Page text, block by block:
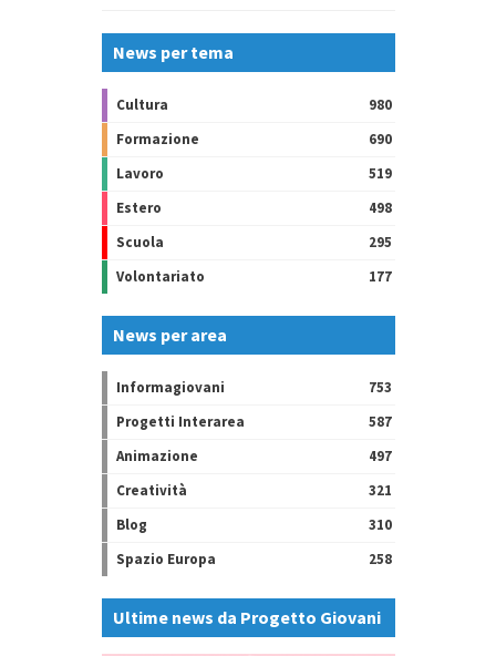
News per tema
Cultura
980
Formazione
690
Lavoro
519
Estero
498
Scuola
295
Volontariato
177
News per area
Informagiovani
753
Progetti Interarea
587
Animazione
497
Creatività
321
Blog
310
Spazio Europa
258
Ultime news da Progetto Giovani